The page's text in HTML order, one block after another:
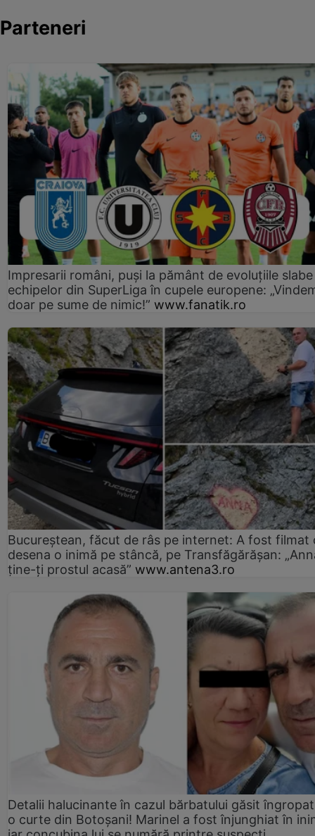
Parteneri
Impresarii români, puși la pământ de evoluțiile slabe
echipelor din SuperLiga în cupele europene:
doar pe sume de nimic!” www.fanatik.ro
Bucureștean, făcut de râs pe internet: A fost filmat
desena o inimă pe stâncă, pe Transfăgărășan:
ține-ți prostul acasă” www.antena3.ro
Detalii halucinante în cazul bărbatului găsit
o curte din Botoșani! Marinel a fost înjunghiat în